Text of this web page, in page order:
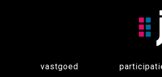
vastgoed